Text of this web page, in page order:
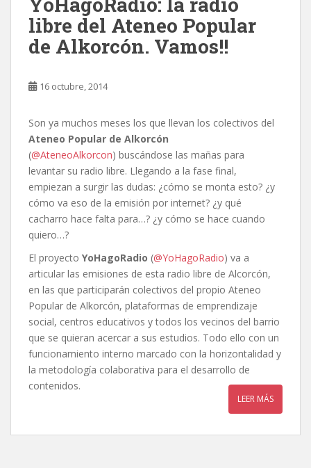
libre del Ateneo Popular
de Alkorcón. Vamos!!
16 octubre, 2014
Son ya muchos meses los que llevan los colectivos del
Ateneo Popular de Alkorcón
(@AteneoAlkorcon) buscándose las mañas para
levantar su radio libre. Llegando a la fase final,
empiezan a surgir las dudas: ¿cómo se monta esto? ¿y
cómo va eso de la emisión por internet? ¿y qué
cacharro hace falta para…? ¿y cómo se hace cuando
quiero…?
El proyecto YoHagoRadio (@YoHagoRadio) va a
articular las emisiones de esta radio libre de Alcorcón,
en las que participarán colectivos del propio Ateneo
Popular de Alkorcón, plataformas de emprendizaje
social, centros educativos y todos los vecinos del barrio
que se quieran acercar a sus estudios. Todo ello con un
funcionamiento interno marcado con la horizontalidad y
la metodología colaborativa para el desarrollo de
contenidos.
LEER MÁS